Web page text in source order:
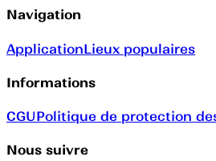
Navigation
ApplicationLieux populaires
Informations
CGUPolitique de protection
Nous suivre